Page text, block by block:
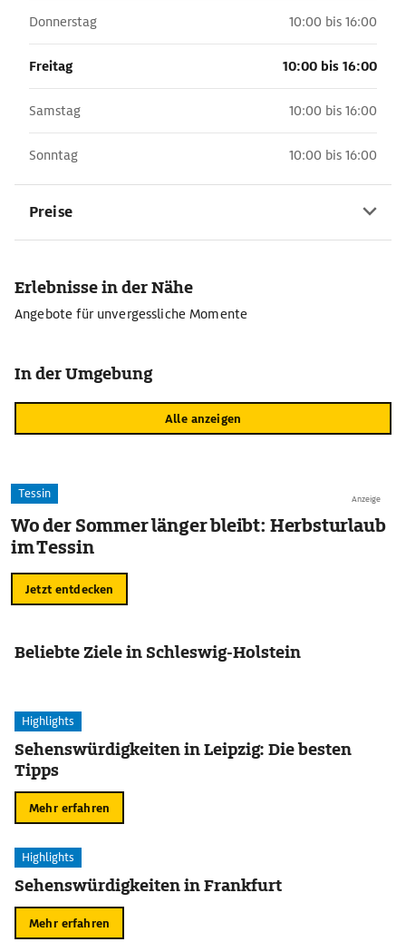
Donnerstag 10:00 bis 16:00
Freitag 10:00 bis 16:00
Samstag 10:00 bis 16:00
Sonntag 10:00 bis 16:00
Preise
Erlebnisse in der Nähe
Angebote für unvergessliche Momente
In der Umgebung
Alle anzeigen
Anzeige
Tessin
Wo der Sommer länger bleibt: Herbsturlaub
im Tessin
Jetzt entdecken
Beliebte Ziele in Schleswig-Holstein
Highlights
Sehenswürdigkeiten in Leipzig: Die besten
Tipps
Mehr erfahren
Highlights
Sehenswürdigkeiten in Frankfurt
Mehr erfahren